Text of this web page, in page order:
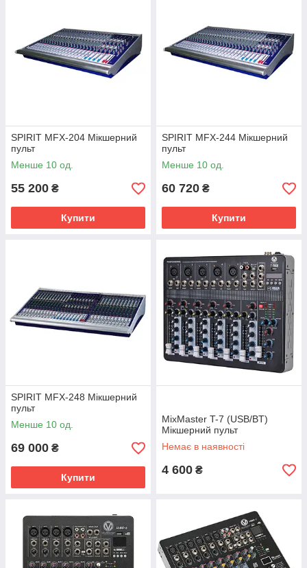
SPIRIT MFX-204 Мікшерний
пульт
Менше 10 од.
55 200 ₴
Купити
SPIRIT MFX-244 Мікшерний
пульт
Менше 10 од.
60 720 ₴
Купити
SPIRIT MFX-248 Мікшерний
пульт
Менше 10 од.
69 000 ₴
Купити
MixMaster T-7 (USB/BT)
Мікшерний пульт
Немає в наявності
4 600 ₴